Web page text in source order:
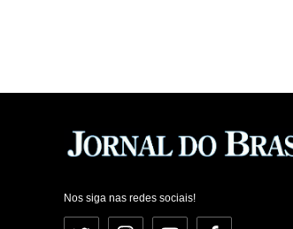
Nos siga nas redes sociais!